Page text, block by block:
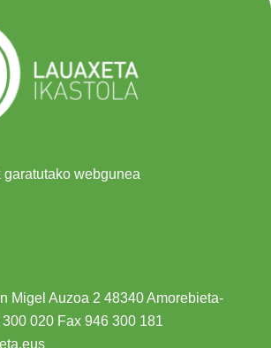
garatutako webgunea
Migel Auzoa 2 48340 Amorebieta-
020 Fax 946 300 181